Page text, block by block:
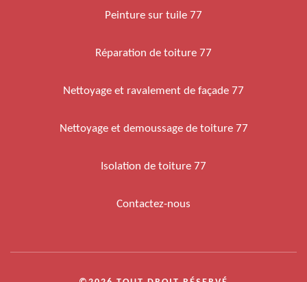
Peinture sur tuile 77
Réparation de toiture 77
Nettoyage et ravalement de façade 77
Nettoyage et demoussage de toiture 77
Isolation de toiture 77
Contactez-nous